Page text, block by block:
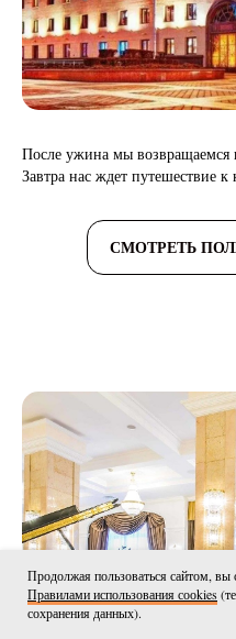
После ужина мы возвращаемся
Завтра нас ждет путешествие
СМОТРЕТЬ
Продолжая пользоваться сайтом, вы
Правилами использования сооkies
сохранения данных).